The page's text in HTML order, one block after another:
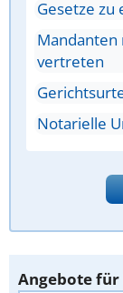
Gesetze zu
Mandanten
vertreten
Notarielle
Angebote für